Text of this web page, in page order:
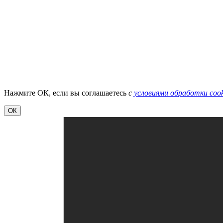
Нажмите ОК, если вы соглашаетесь с условиями обработки
ОК